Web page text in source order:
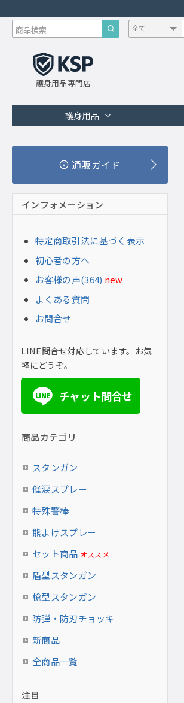
護身用品専門店
護身用品
通販ガイド
インフォメーション
特定商取引法に基づく表示
初心者の方へ
お客様の声(364) new
よくある質問
お問合せ
LINE問合せ対応しています。お気
軽にどうぞ。
LINE チャット問合せ
商品カテゴリ
スタンガン
催涙スプレー
特殊警棒
熊よけスプレー
セット商品 オススメ
盾型スタンガン
槍型スタンガン
防弾・防刃チョッキ
新商品
全商品一覧
注目